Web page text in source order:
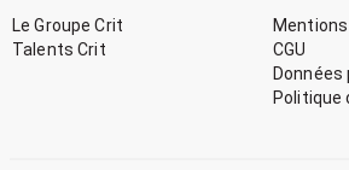
Le Groupe Crit
Talents Crit
CGU
Politique